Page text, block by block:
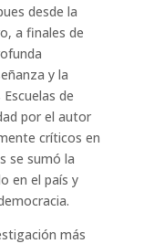
desde la
a finales de
y la
de
por el autor
críticos en
se sumó la
en el país y
más